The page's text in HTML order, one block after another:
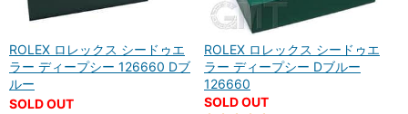
ROLEX ロレックス シードゥエ
ラー ディープシー 126660 Dブ
ルー
SOLD OUT
ROLEX ロレックス シードゥエ
ラー ディープシー Dブルー
126660
SOLD OUT